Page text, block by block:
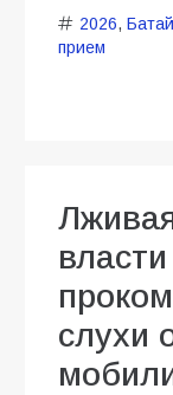
2026,
прием
власти
слухи